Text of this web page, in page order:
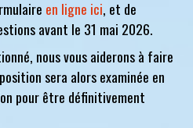
en ligne ici, et de
avant le 31 mai 2026.
nous vous aiderons à faire
sera alors examinée en
pour être définitivement